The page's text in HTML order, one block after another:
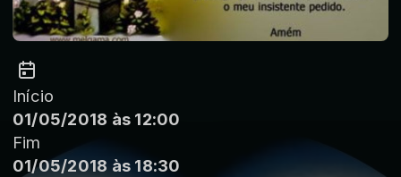
Início
01/05/2018 às 12:00
Fim
01/05/2018 às 18:30